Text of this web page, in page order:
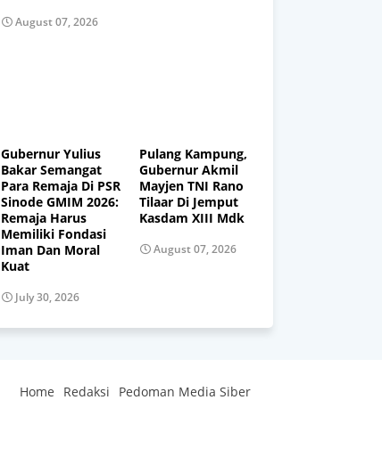
August 07, 2026
Gubernur Yulius
Bakar Semangat
Para Remaja Di PSR
Sinode GMIM 2026:
Remaja Harus
Memiliki Fondasi
Iman Dan Moral
Kuat
July 30, 2026
Pulang Kampung,
Gubernur Akmil
Mayjen TNI Rano
Tilaar Di Jemput
Kasdam XIII Mdk
August 07, 2026
Home Redaksi Pedoman Media Siber